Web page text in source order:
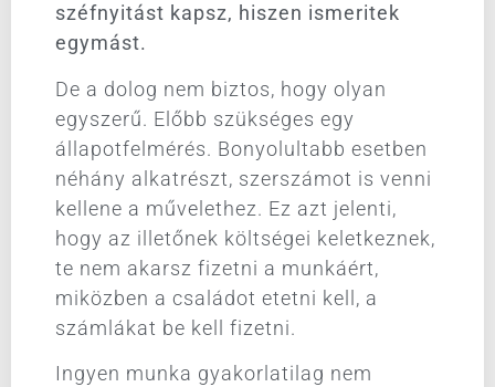
széfnyitást kapsz, hiszen ismeritek
egymást.
De a dolog nem biztos, hogy olyan
egyszerű. Előbb szükséges egy
állapotfelmérés. Bonyolultabb esetben
néhány alkatrészt, szerszámot is venni
kellene a művelethez. Ez azt jelenti,
hogy az illetőnek költségei keletkeznek,
te nem akarsz fizetni a munkáért,
miközben a családot etetni kell, a
számlákat be kell fizetni.
Ingyen munka gyakorlatilag nem